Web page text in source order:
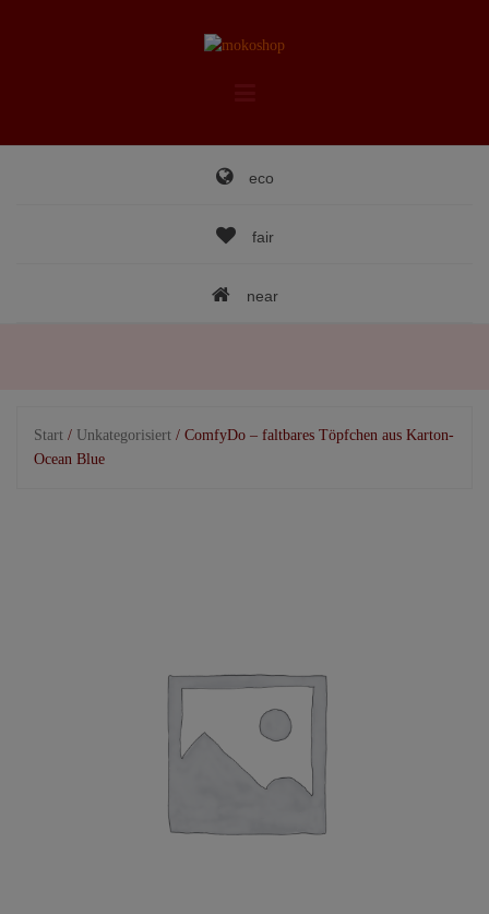
eco
fair
near
Start / Unkategorisiert / ComfyDo – faltbares Töpfchen aus Karton-
Ocean Blue